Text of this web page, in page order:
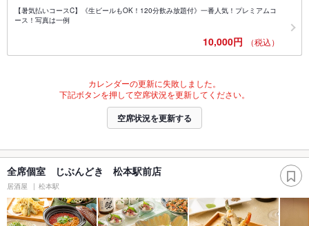
【暑気払いコースC】《生ビールもOK！120分飲み放題付》一番人気！プレミアムコ
ース！写真は一例
10,000円 （税込）
カレンダーの更新に失敗しました。
下記ボタンを押して空席状況を更新してください。
空席状況を更新する
全席個室 じぶんどき 松本駅前店
居酒屋 松本駅